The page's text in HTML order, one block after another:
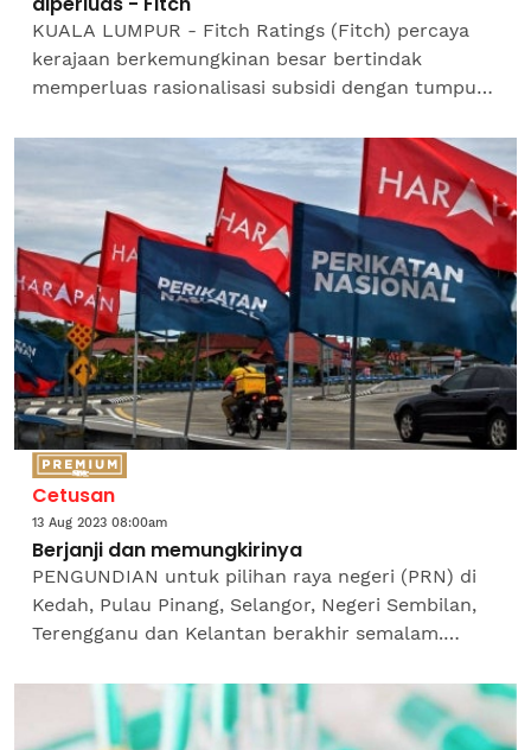
KUALA LUMPUR - Fitch Ratings (Fitch) percaya
kerajaan berkemungkinan besar bertindak
memperluas rasionalisasi subsidi dengan tumpuan
Belanjawan 2024 yang...
Cetusan
13 Aug 2023 08:00am
Berjanji dan memungkirinya
PENGUNDIAN untuk pilihan raya negeri (PRN) di
Kedah, Pulau Pinang, Selangor, Negeri Sembilan,
Terengganu dan Kelantan berakhir semalam.
sebelum PRN...